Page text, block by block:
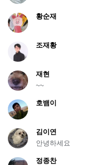
황순재
조재황
재현
~~
호뱀이
김이연
안녕하세요
정종찬